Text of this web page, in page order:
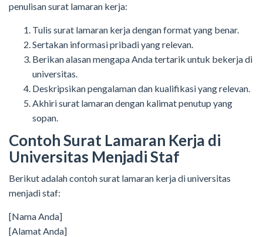
penulisan surat lamaran kerja:
Tulis surat lamaran kerja dengan format yang benar.
Sertakan informasi pribadi yang relevan.
Berikan alasan mengapa Anda tertarik untuk bekerja di
universitas.
Deskripsikan pengalaman dan kualifikasi yang relevan.
Akhiri surat lamaran dengan kalimat penutup yang
sopan.
Contoh Surat Lamaran Kerja di
Universitas Menjadi Staf
Berikut adalah contoh surat lamaran kerja di universitas
menjadi staf:
[Nama Anda]
[Alamat Anda]